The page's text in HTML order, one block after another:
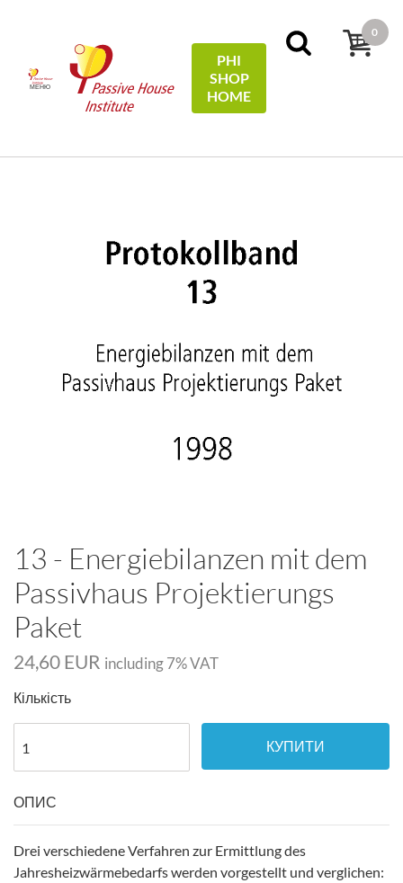
МЕНЮ
PHI
SHOP
HOME
0
Protocols
13 - Energiebilanzen mit dem Passivhaus
13 - Energiebilanzen mit dem
Passivhaus Projektierungs
Paket
24,60 EUR including 7% VAT
Кількість
КУПИТИ
ОПИС
Drei verschiedene Verfahren zur Ermittlung des
Jahresheizwärmebedarfs werden vorgestellt und verglichen: